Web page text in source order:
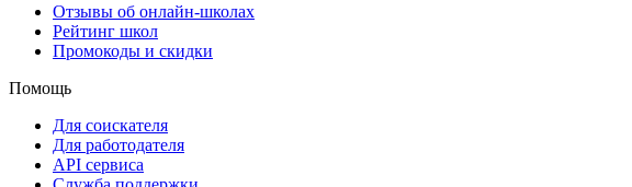
Отзывы об онлайн-школах
Рейтинг школ
Промокоды и скидки
Помощь
Для соискателя
Для работодателя
API сервиса